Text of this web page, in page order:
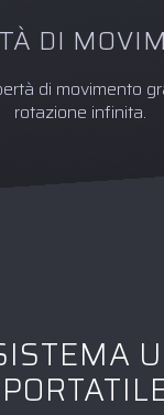
DI
di movimento
rotazione infinita.